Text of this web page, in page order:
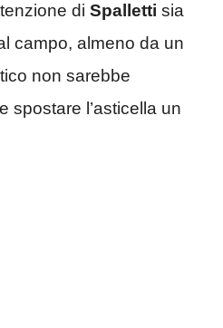
di Spalletti sia
campo, almeno da un
non sarebbe
spostare l’asticella un